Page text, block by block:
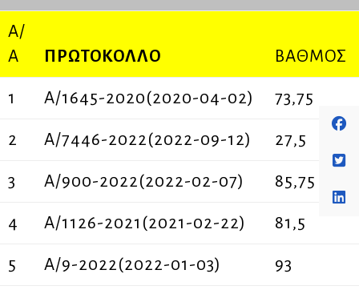
Α/
Α
ΠΡΩΤΟΚΟΛΛΟ ΒΑΘΜΟΣ
1 Α/1645-2020(2020-04-02) 73,75
2 A/7446-2022(2022-09-12) 27,5
3 Α/900-2022(2022-02-07) 85,75
4 Α/1126-2021(2021-02-22) 81,5
5 Α/9-2022(2022-01-03) 93